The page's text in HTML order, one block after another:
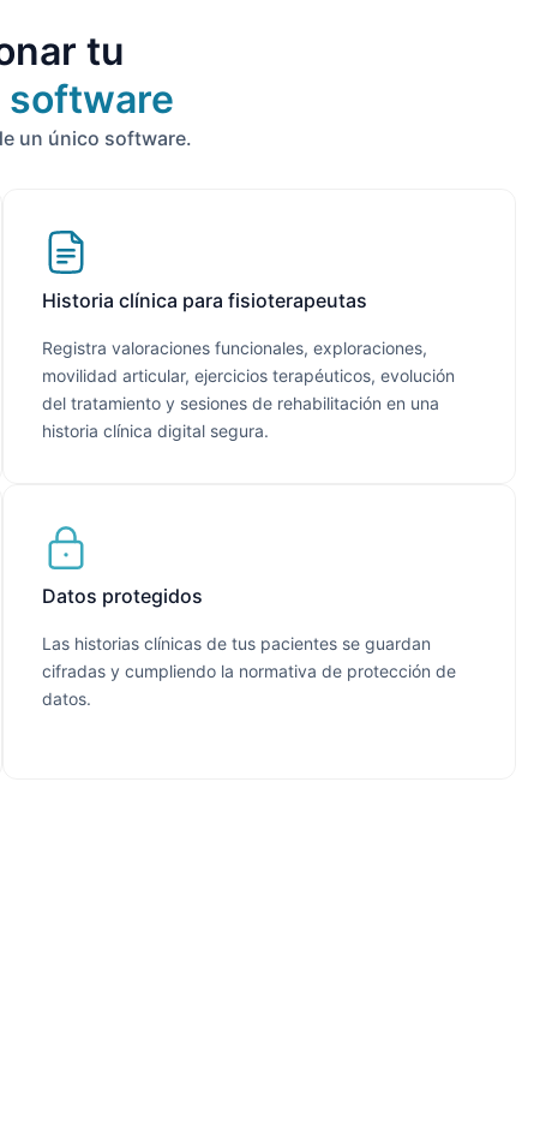
tu
software
un único software.
Historia clínica para fisioterapeutas
Registra valoraciones funcionales, exploraciones,
movilidad articular, ejercicios terapéuticos, evolución
del tratamiento y sesiones de rehabilitación en una
historia clínica digital segura.
Datos protegidos
Las historias clínicas de tus pacientes se guardan
cifradas y cumpliendo la normativa de protección de
datos.